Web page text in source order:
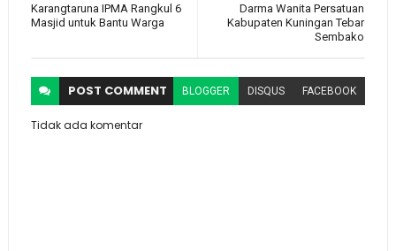
Darma Wanita Persatuan
Kabupaten Kuningan Tebar
Sembako
Karangtaruna IPMA Rangkul 6
Masjid untuk Bantu Warga
POST COMMENT BLOGGER DISQUS FACEBOOK
Tidak ada komentar